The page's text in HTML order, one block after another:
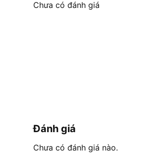
Chưa có đánh giá
Đánh giá
Chưa có đánh giá nào.